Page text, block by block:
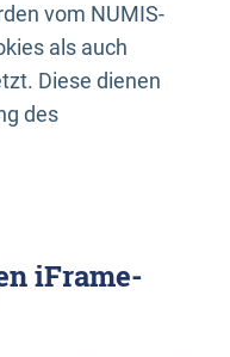
vom NUMIS-
als auch
Diese dienen
des
iFrame-